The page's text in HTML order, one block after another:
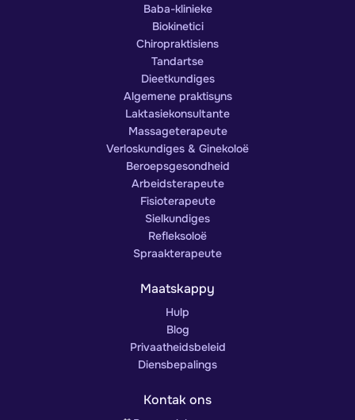
Baba-klinieke
Biokinetici
Chiropraktisiens
Tandartse
Dieetkundiges
Algemene praktisyns
Laktasiekonsultante
Massageterapeute
Verloskundiges & Ginekoloë
Beroepsgesondheid
Arbeidsterapeute
Fisioterapeute
Sielkundiges
Refleksoloë
Spraakterapeute
Maatskappy
Hulp
Blog
Privaatheidsbeleid
Diensbepalings
Kontak ons